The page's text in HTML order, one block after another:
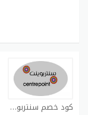
كود خصم سنتربوينت كوبون